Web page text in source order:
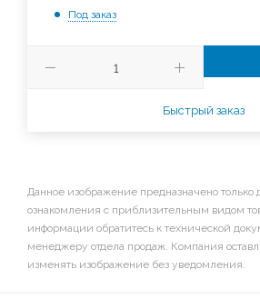
Под заказ
Быстрый заказ
Данное изображение предназначено только
ознакомления с приблизительным видом
информации обратитесь к технической
менеджеру отдела продаж. Компания
изменять изображение без уведомления.